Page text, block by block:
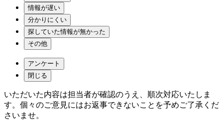
情報が遅い
分かりにくい
探していた情報が無かった
その他
アンケート
閉じる
いただいた内容は担当者が確認のうえ、順次対応いたしま
す。個々のご意見にはお返事できないことを予めご了承くだ
さいませ。